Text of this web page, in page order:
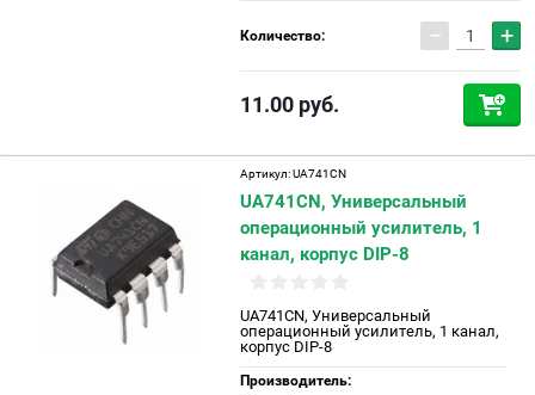
Количество: − +
11.00 руб.
Артикул:UA741CN
UA741CN, Универсальный
операционный усилитель, 1
канал, корпус DIP-8
UA741CN, Универсальный
операционный усилитель, 1 канал,
корпус DIP-8
Производитель: